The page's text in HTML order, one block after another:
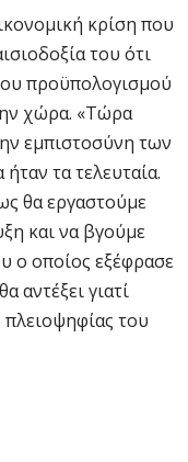
κρίση που
του ότι
προϋπολογισμού
χώρα. «Τώρα
εμπιστοσύνη των
τα τελευταία.
θα εργαστούμε
και να βγούμε
ο οποίος εξέφρασε
αντέξει γιατί
του